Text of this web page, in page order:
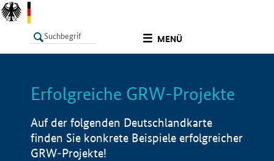
MENÜ
LISTE Info
Erfolgreiche GRW-Projekte
Auf der folgenden Deutschlandkarte
finden Sie konkrete Beispiele erfolgreicher
GRW-Projekte!